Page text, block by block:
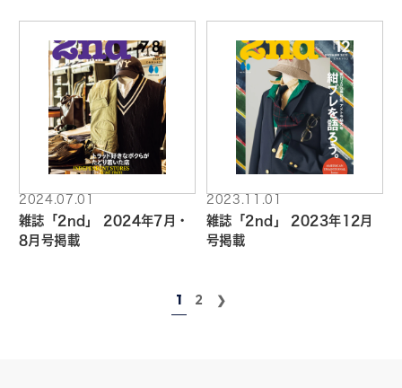
2024.07.01
雑誌「2nd」 2024年7月・
8月号掲載
2023.11.01
雑誌「2nd」 2023年12月
号掲載
1 2